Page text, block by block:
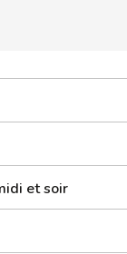
et soir